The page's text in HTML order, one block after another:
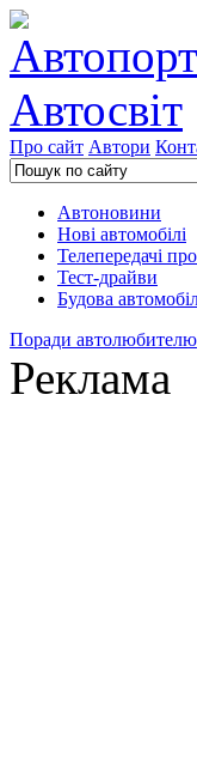
Про сайт Автори
Автоновини
Нові автомобілі
Телепередачі
Тест-драйви
Будова
Поради автолюбителю
Реклама